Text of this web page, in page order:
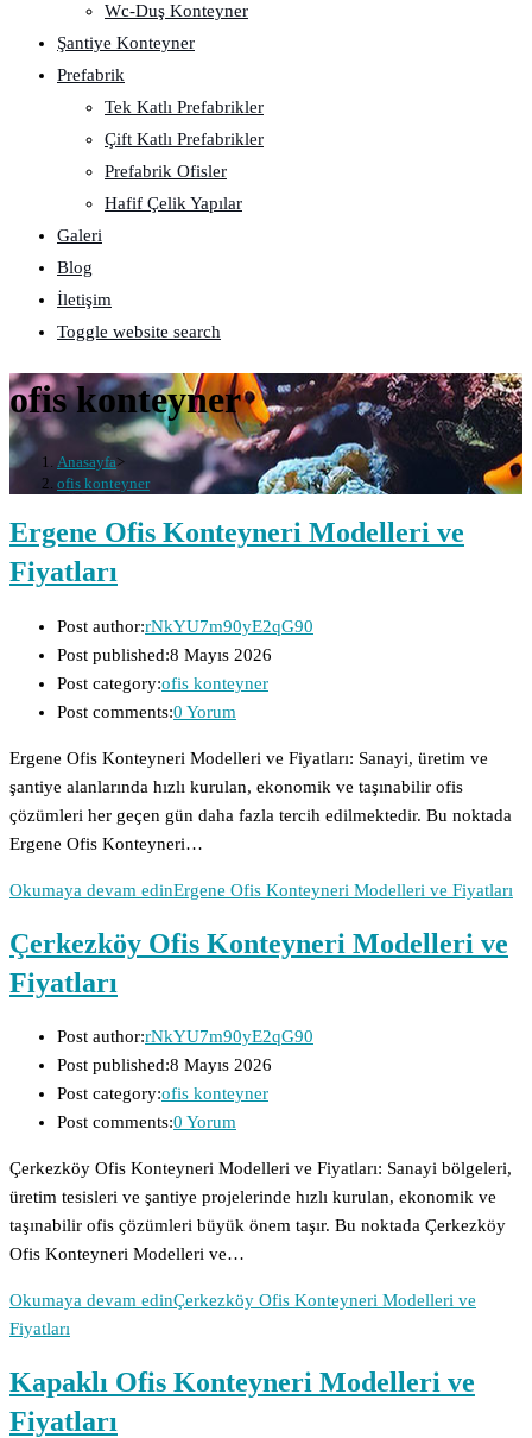
Wc-Duş Konteyner
Şantiye Konteyner
Prefabrik
Tek Katlı Prefabrikler
Çift Katlı Prefabrikler
Prefabrik Ofisler
Hafif Çelik Yapılar
Galeri
Blog
İletişim
Toggle website search
ofis konteyner
Anasayfa>
ofis konteyner
Ergene Ofis Konteyneri Modelleri ve
Fiyatları
Post author:rNkYU7m90yE2qG90
Post published:8 Mayıs 2026
Post category:ofis konteyner
Post comments:0 Yorum
Ergene Ofis Konteyneri Modelleri ve Fiyatları: Sanayi, üretim ve
şantiye alanlarında hızlı kurulan, ekonomik ve taşınabilir ofis
çözümleri her geçen gün daha fazla tercih edilmektedir. Bu noktada
Ergene Ofis Konteyneri…
Okumaya devam edinErgene Ofis Konteyneri Modelleri ve Fiyatları
Çerkezköy Ofis Konteyneri Modelleri ve
Fiyatları
Post author:rNkYU7m90yE2qG90
Post published:8 Mayıs 2026
Post category:ofis konteyner
Post comments:0 Yorum
Çerkezköy Ofis Konteyneri Modelleri ve Fiyatları: Sanayi bölgeleri,
üretim tesisleri ve şantiye projelerinde hızlı kurulan, ekonomik ve
taşınabilir ofis çözümleri büyük önem taşır. Bu noktada Çerkezköy
Ofis Konteyneri Modelleri ve…
Okumaya devam edinÇerkezköy Ofis Konteyneri Modelleri ve
Fiyatları
Kapaklı Ofis Konteyneri Modelleri ve
Fiyatları